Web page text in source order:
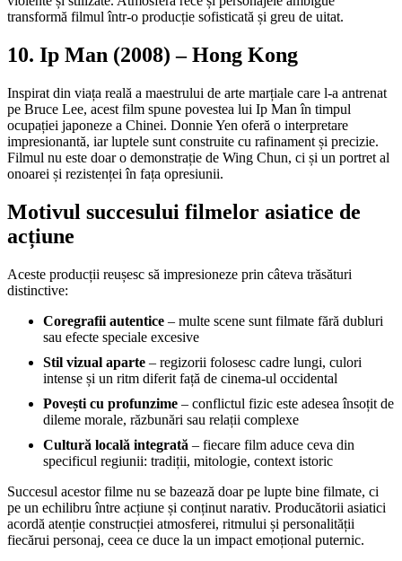
transformă filmul într-o producție sofisticată și greu de uitat.
10. Ip Man (2008) – Hong Kong
Inspirat din viața reală a maestrului de arte marțiale care l-a antrenat
pe Bruce Lee, acest film spune povestea lui Ip Man în timpul
ocupației japoneze a Chinei. Donnie Yen oferă o interpretare
impresionantă, iar luptele sunt construite cu rafinament și precizie.
Filmul nu este doar o demonstrație de Wing Chun, ci și un portret al
onoarei și rezistenței în fața opresiunii.
Motivul succesului filmelor asiatice de
acțiune
Aceste producții reușesc să impresioneze prin câteva trăsături
distinctive:
Coregrafii autentice – multe scene sunt filmate fără dubluri
sau efecte speciale excesive
Stil vizual aparte – regizorii folosesc cadre lungi, culori
intense și un ritm diferit față de cinema-ul occidental
Povești cu profunzime – conflictul fizic este adesea însoțit de
dileme morale, răzbunări sau relații complexe
Cultură locală integrată – fiecare film aduce ceva din
specificul regiunii: tradiții, mitologie, context istoric
Succesul acestor filme nu se bazează doar pe lupte bine filmate, ci
pe un echilibru între acțiune și conținut narativ. Producătorii asiatici
acordă atenție construcției atmosferei, ritmului și personalității
fiecărui personaj, ceea ce duce la un impact emoțional puternic.